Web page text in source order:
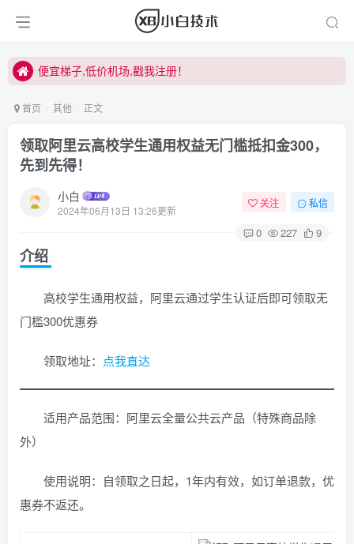
便宜梯子,低价机场,戳我注册！
便宜梯子,低价机场,戳我注册！
首页 其他 正文
领取阿里云高校学生通用权益无门槛抵扣金300，
先到先得！
小白
2024年06月13日 13:26更新
关注 私信
0 227 9
介绍
高校学生通用权益，阿里云通过学生认证后即可领取无
门槛300优惠券
领取地址： 点我直达
适用产品范围：阿里云全量公共云产品（特殊商品除
外）
使用说明：自领取之日起，1年内有效，如订单退款，优
惠券不返还。